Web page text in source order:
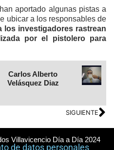
aportado algunas pistas a
ubicar a los responsables de
los investigadores rastrean
por el pistolero para
Carlos Alberto
Velásquez Diaz
SIGUIENTE
Villavicencio Día a Día 2024
de datos personales